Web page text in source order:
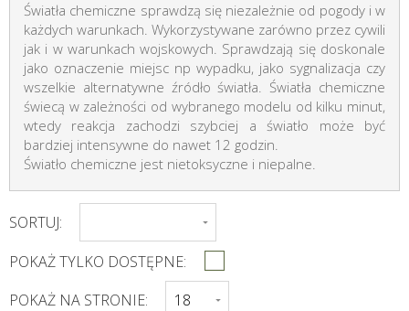
Światła chemiczne sprawdzą się niezależnie od pogody i w
każdych warunkach. Wykorzystywane zarówno przez cywili
jak i w warunkach wojskowych. Sprawdzają się doskonale
jako oznaczenie miejsc np wypadku, jako sygnalizacja czy
wszelkie alternatywne źródło światła. Światła chemiczne
świecą w zależności od wybranego modelu od kilku minut,
wtedy reakcja zachodzi szybciej a światło może być
bardziej intensywne do nawet 12 godzin.
Światło chemiczne jest nietoksyczne i niepalne.
SORTUJ:
POKAŻ TYLKO DOSTĘPNE:
POKAŻ NA STRONIE: